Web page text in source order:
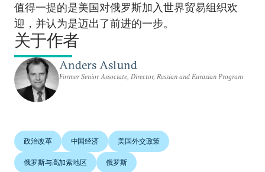
值得一提的是美国对俄罗斯加入世界贸易组织欢
迎，并认为是迈出了前进的一步。
关于作者
Anders Aslund
Former Senior Associate, Director, Russian and Eurasian Program
政治改革 中国经济 美国外交政策
俄罗斯与高加索地区
俄罗斯